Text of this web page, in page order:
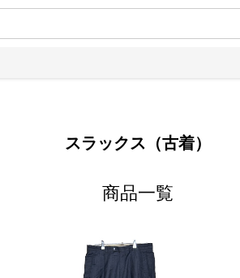
スラックス（古着）
商品一覧